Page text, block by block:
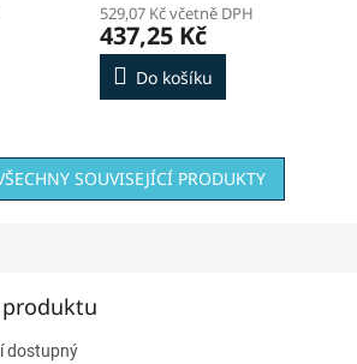
529,07 Kč včetně DPH
437,25 Kč
Do košíku
SOUVISEJÍCÍ PRODUKTY
dostupný